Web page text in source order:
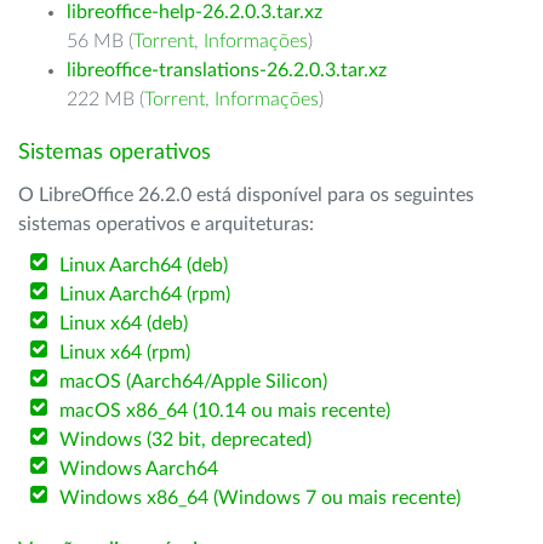
libreoffice-help-26.2.0.3.tar.xz
56 MB (Torrent, Informações)
libreoffice-translations-26.2.0.3.tar.xz
222 MB (Torrent, Informações)
Sistemas operativos
O LibreOffice 26.2.0 está disponível para os seguintes
sistemas operativos e arquiteturas:
Linux Aarch64 (deb)
Linux Aarch64 (rpm)
Linux x64 (deb)
Linux x64 (rpm)
macOS (Aarch64/Apple Silicon)
macOS x86_64 (10.14 ou mais recente)
Windows (32 bit, deprecated)
Windows Aarch64
Windows x86_64 (Windows 7 ou mais recente)